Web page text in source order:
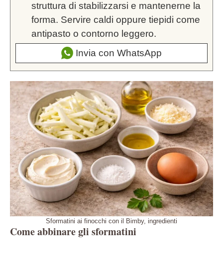
struttura di stabilizzarsi e mantenerne la
forma. Servire caldi oppure tiepidi come
antipasto o contorno leggero.
Invia con WhatsApp
Sformatini ai finocchi con il Bimby, ingredienti
Come abbinare gli sformatini